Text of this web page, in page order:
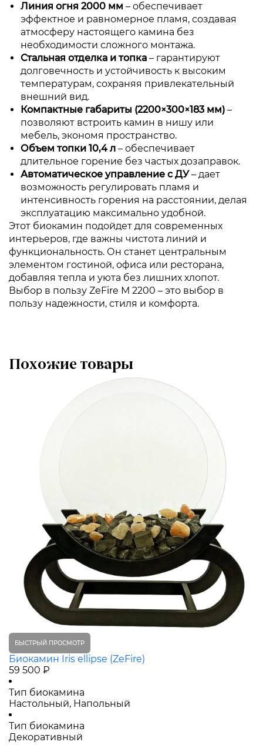
Линия огня 2000 мм – обеспечивает
эффектное и равномерное пламя, создавая
атмосферу настоящего камина без
необходимости сложного монтажа.
Стальная отделка и топка – гарантируют
долговечность и устойчивость к высоким
температурам, сохраняя привлекательный
внешний вид.
Компактные габариты (2200×300×183 мм) –
позволяют встроить камин в нишу или
мебель, экономя пространство.
Объем топки 10,4 л – обеспечивает
длительное горение без частых дозаправок.
Автоматическое управление с ДУ– дает
возможность регулировать пламя и
интенсивность горения на расстоянии, делая
эксплуатацию максимально удобной.
Этот биокамин подойдет для современных
интерьеров, где важны чистота линий и
функциональность. Он станет центральным
элементом гостиной, офиса или ресторана,
добавляя тепла и уюта без лишних хлопот.
Выбор в пользу ZeFire М 2200 – это выбор в
пользу надежности, стиля и комфорта.
Похожие товары
БЫСТРЫЙ ПРОСМОТР
Биокамин Iris ellipse (ZeFire)
59 500 ₽
Тип биокамина
Настольный, Напольный
Тип биокамина
Декоративный